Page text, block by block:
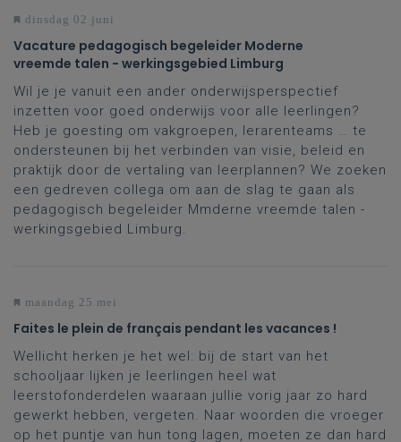
dinsdag 02 juni
Vacature pedagogisch begeleider Moderne
vreemde talen - werkingsgebied Limburg
Wil je je vanuit een ander onderwijsperspectief
inzetten voor goed onderwijs voor alle leerlingen?
Heb je goesting om vakgroepen, lerarenteams … te
ondersteunen bij het verbinden van visie, beleid en
praktijk door de vertaling van leerplannen? We zoeken
een gedreven collega om aan de slag te gaan als
pedagogisch begeleider Mmderne vreemde talen -
werkingsgebied Limburg.
maandag 25 mei
Faites le plein de français pendant les vacances !
Wellicht herken je het wel: bij de start van het
schooljaar lijken je leerlingen heel wat
leerstofonderdelen waaraan jullie vorig jaar zo hard
gewerkt hebben, vergeten. Naar woorden die vroeger
op het puntje van hun tong lagen, moeten ze dan hard